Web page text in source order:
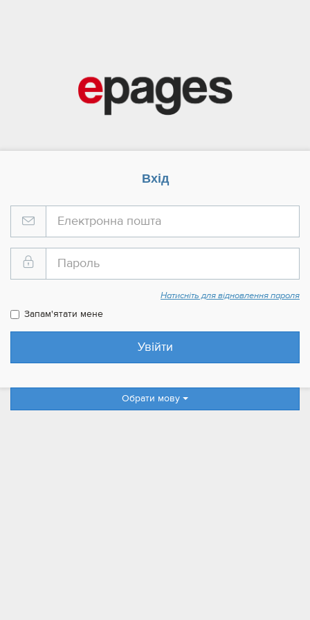
Вхід
Натисніть для відновлення пароля
Запам'ятати мене
Обрати мову